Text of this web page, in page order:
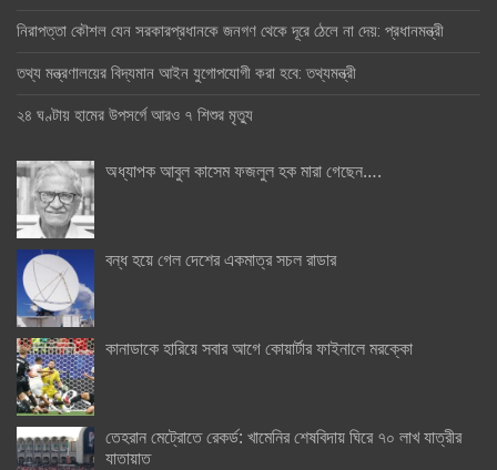
নিরাপত্তা কৌশল যেন সরকারপ্রধানকে জনগণ থেকে দূরে ঠেলে না দেয়: প্রধানমন্ত্রী
তথ্য মন্ত্রণালয়ের বিদ্যমান আইন যুগোপযোগী করা হবে: তথ্যমন্ত্রী
২৪ ঘণ্টায় হামের উপসর্গে আরও ৭ শিশুর মৃত্যু
অধ্যাপক আবুল কাসেম ফজলুল হক মারা গেছেন….
বন্ধ হয়ে গেল দেশের একমাত্র সচল রাডার
কানাডাকে হারিয়ে সবার আগে কোয়ার্টার ফাইনালে মরক্কো
তেহরান মেট্রোতে রেকর্ড: খামেনির শেষবিদায় ঘিরে ৭০ লাখ যাত্রীর
যাতায়াত